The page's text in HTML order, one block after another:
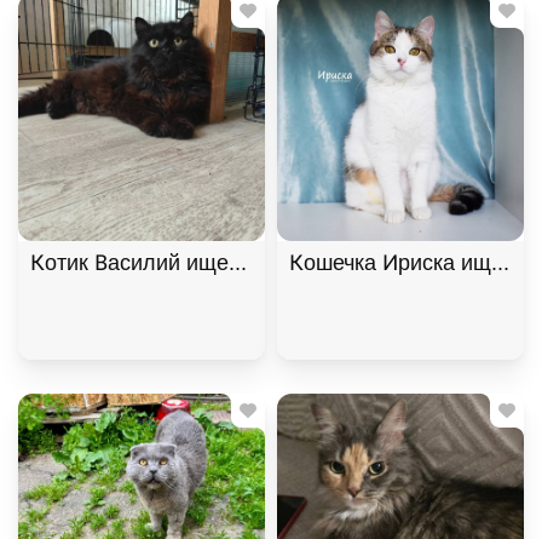
Котик Василий ищет дом. В дар!, Черный,
Кошечка Ириска ищет